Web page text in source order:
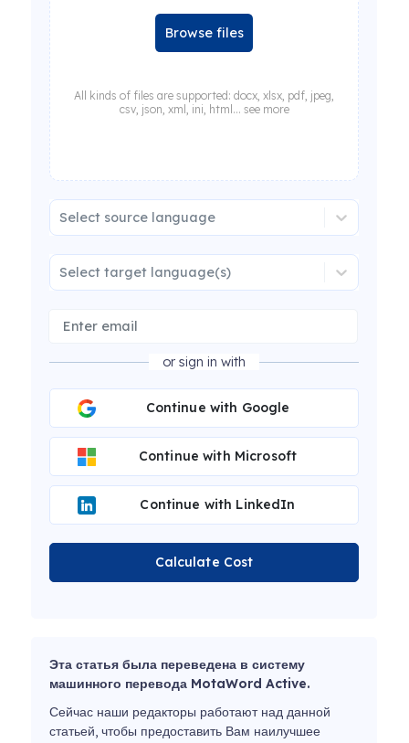
Browse files
All kinds of files are supported: docx, xlsx, pdf, jpeg,
csv, json, xml, ini, html... see more
Select source language
Select target language(s)
or sign in with
Continue with Google
Continue with Microsoft
Continue with LinkedIn
Calculate Cost
Эта статья была переведена в систему
машинного перевода MotaWord Active.
Сейчас наши редакторы работают над данной
статьей, чтобы предоставить Вам наилучшее